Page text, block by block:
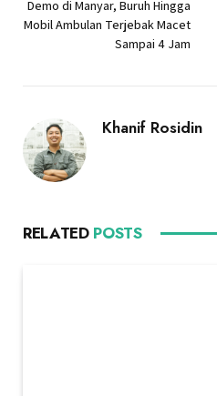
Demo di Manyar, Buruh Hingga
Mobil Ambulan Terjebak Macet
Sampai 4 Jam
Khanif Rosidin
RELATED POSTS